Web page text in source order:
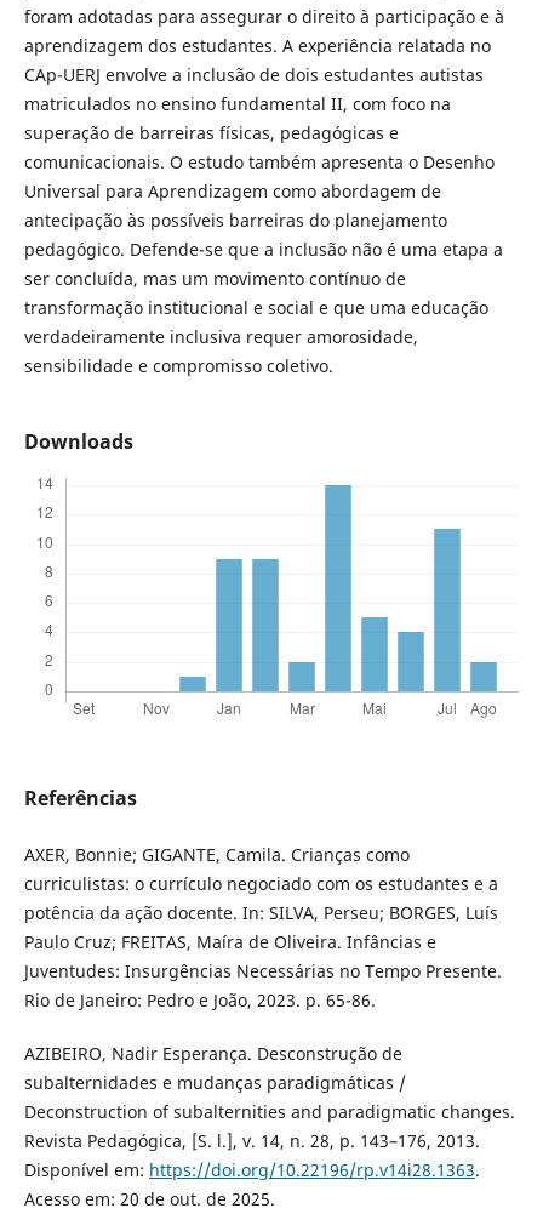
foram adotadas para assegurar o direito à participação e à
aprendizagem dos estudantes. A experiência relatada no
CAp-UERJ envolve a inclusão de dois estudantes autistas
matriculados no ensino fundamental II, com foco na
superação de barreiras físicas, pedagógicas e
comunicacionais. O estudo também apresenta o Desenho
Universal para Aprendizagem como abordagem de
antecipação às possíveis barreiras do planejamento
pedagógico. Defende-se que a inclusão não é uma etapa a
ser concluída, mas um movimento contínuo de
transformação institucional e social e que uma educação
verdadeiramente inclusiva requer amorosidade,
sensibilidade e compromisso coletivo.
Downloads
Referências
AXER, Bonnie; GIGANTE, Camila. Crianças como
curriculistas: o currículo negociado com os estudantes e a
potência da ação docente. In: SILVA, Perseu; BORGES, Luís
Paulo Cruz; FREITAS, Maíra de Oliveira. Infâncias e
Juventudes: Insurgências Necessárias no Tempo Presente.
Rio de Janeiro: Pedro e João, 2023. p. 65-86.
AZIBEIRO, Nadir Esperança. Desconstrução de
subalternidades e mudanças paradigmáticas /
Deconstruction of subalternities and paradigmatic changes.
Revista Pedagógica, [S. l.], v. 14, n. 28, p. 143–176, 2013.
Disponível em: https://doi.org/10.22196/rp.v14i28.1363.
Acesso em: 20 de out. de 2025.